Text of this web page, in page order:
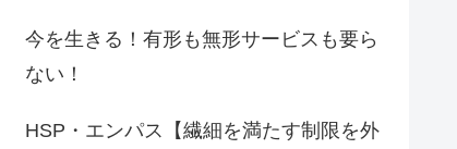
今を生きる！有形も無形サービスも要ら
ない！
HSP・エンパス【繊細を満たす制限を外